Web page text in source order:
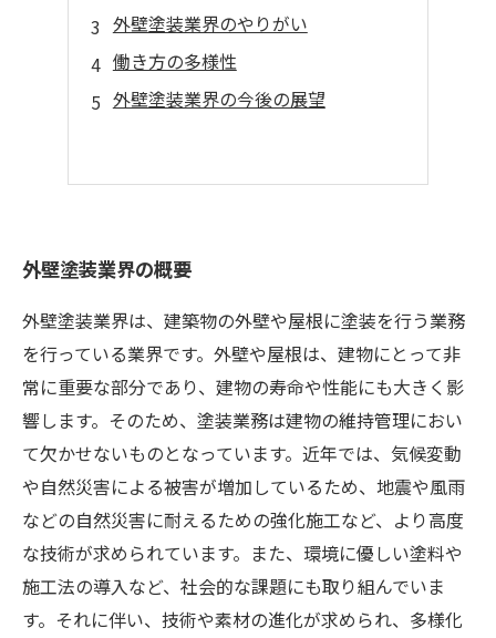
外壁塗装業界のやりがい
働き方の多様性
外壁塗装業界の今後の展望
外壁塗装業界の概要
外壁塗装業界は、建築物の外壁や屋根に塗装を行う業務
を行っている業界です。外壁や屋根は、建物にとって非
常に重要な部分であり、建物の寿命や性能にも大きく影
響します。そのため、塗装業務は建物の維持管理におい
て欠かせないものとなっています。近年では、気候変動
や自然災害による被害が増加しているため、地震や風雨
などの自然災害に耐えるための強化施工など、より高度
な技術が求められています。また、環境に優しい塗料や
施工法の導入など、社会的な課題にも取り組んでいま
す。それに伴い、技術や素材の進化が求められ、多様化